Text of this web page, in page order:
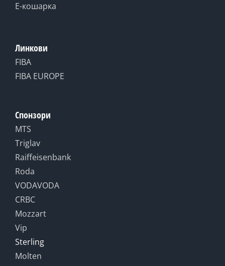
Е-кошарка
Линкови
FIBA
FIBA EUROPE
Спонзори
MTS
Triglav
Raiffeisenbank
Roda
VODAVODA
CRBC
Mozzart
Vip
Sterling
Molten